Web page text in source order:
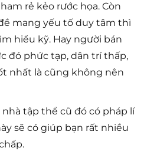
rẻ kẻo rước họa. Còn
mang yếu tố duy tâm thì
hiểu kỹ. Hay người bán
đó phức tạp, dân trí thấp,
nhất là cũng không nên
tập thể cũ đó có pháp lí
sẽ có giúp bạn rất nhiều